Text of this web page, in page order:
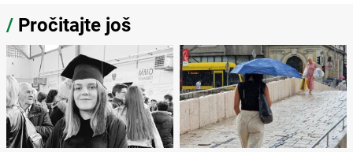
/ Pročitajte još